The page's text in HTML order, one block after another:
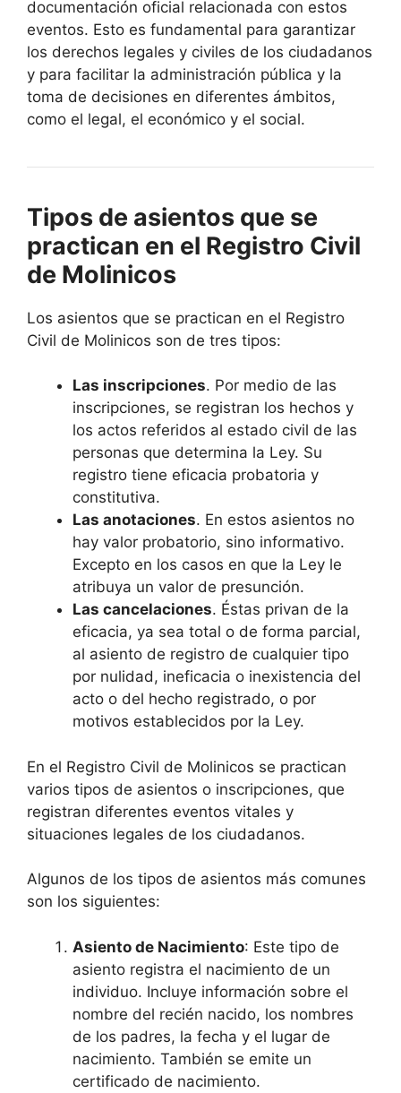
documentación oficial relacionada con estos
eventos. Esto es fundamental para garantizar
los derechos legales y civiles de los ciudadanos
y para facilitar la administración pública y la
toma de decisiones en diferentes ámbitos,
como el legal, el económico y el social.
Tipos de asientos que se
practican en el Registro Civil
de Molinicos
Los asientos que se practican en el Registro
Civil de Molinicos son de tres tipos:
Las inscripciones. Por medio de las
inscripciones, se registran los hechos y
los actos referidos al estado civil de las
personas que determina la Ley. Su
registro tiene eficacia probatoria y
constitutiva.
Las anotaciones. En estos asientos no
hay valor probatorio, sino informativo.
Excepto en los casos en que la Ley le
atribuya un valor de presunción.
Las cancelaciones. Éstas privan de la
eficacia, ya sea total o de forma parcial,
al asiento de registro de cualquier tipo
por nulidad, ineficacia o inexistencia del
acto o del hecho registrado, o por
motivos establecidos por la Ley.
En el Registro Civil de Molinicos se practican
varios tipos de asientos o inscripciones, que
registran diferentes eventos vitales y
situaciones legales de los ciudadanos.
Algunos de los tipos de asientos más comunes
son los siguientes:
Asiento de Nacimiento: Este tipo de
asiento registra el nacimiento de un
individuo. Incluye información sobre el
nombre del recién nacido, los nombres
de los padres, la fecha y el lugar de
nacimiento. También se emite un
certificado de nacimiento.